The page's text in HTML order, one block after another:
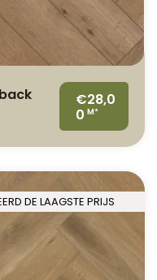
€28,0
0 M²
DE LAAGSTE PRIJS